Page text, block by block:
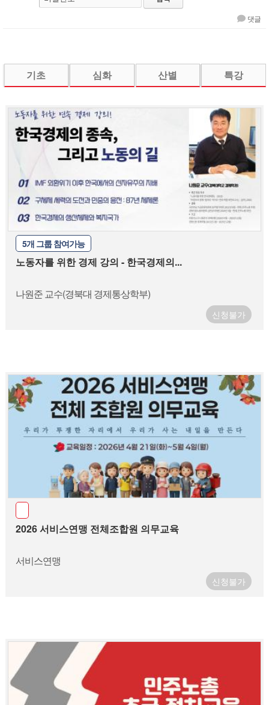
댓글
기초 심화 산별 특강
5개 그룹 참여가능
노동자를 위한 경제 강의 - 한국경제의...
나원준 교수(경북대 경제통상학부)
신청불가
2026 서비스연맹 전체조합원 의무교육
서비스연맹
신청불가